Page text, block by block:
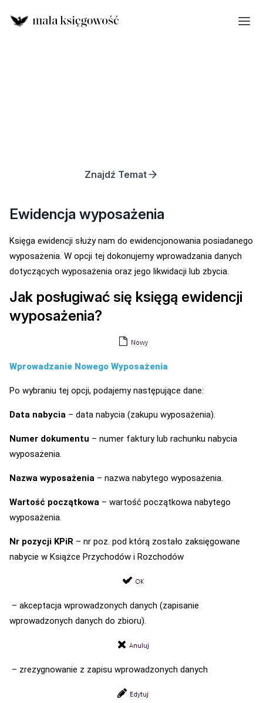
Znajdź Temat
Ewidencja wyposażenia
Księga ewidencji służy nam do ewidencjonowania posiadanego
wyposażenia. W opcji tej dokonujemy wprowadzania danych
dotyczących wyposażenia oraz jego likwidacji lub zbycia.
Jak posługiwać się księgą ewidencji
wyposażenia?
Wprowadzanie Nowego Wyposażenia
Po wybraniu tej opcji, podajemy następujące dane:
Data nabycia – data nabycia (zakupu wyposażenia).
Numer dokumentu – numer faktury lub rachunku nabycia
wyposażenia.
Nazwa wyposażenia – nazwa nabytego wyposażenia.
Wartość początkowa – wartość początkowa nabytego
wyposażenia.
Nr pozycji KPiR – nr poz. pod którą zostało zaksięgowane
nabycie w Książce Przychodów i Rozchodów
– akceptacja wprowadzonych danych (zapisanie
wprowadzonych danych do zbioru).
– zrezygnowanie z zapisu wprowadzonych danych